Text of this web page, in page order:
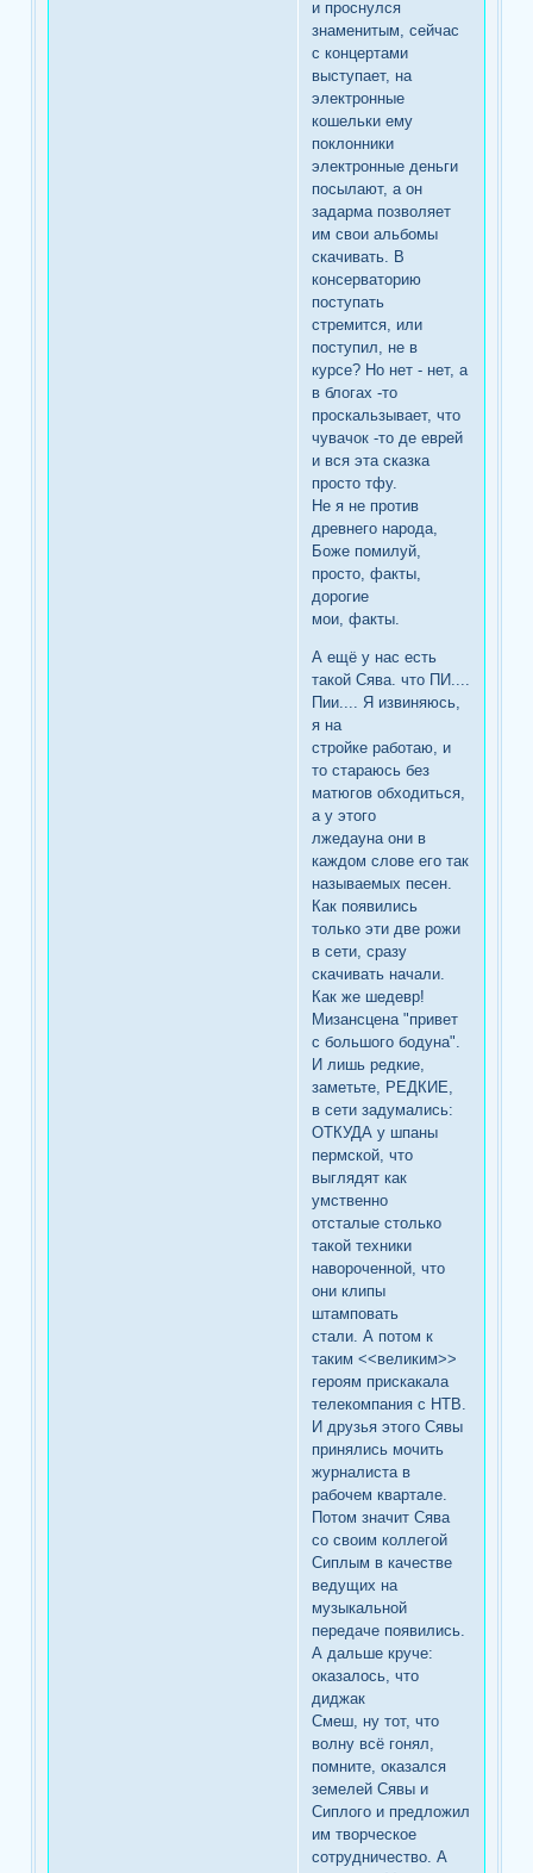
и проснулся
знаменитым, сейчас
с концертами
выступает, на
электронные
кошельки ему
поклонники
электронные деньги
посылают, а он
задарма позволяет
им свои альбомы
скачивать. В
консерваторию
поступать
стремится, или
поступил, не в
курсе? Но нет - нет, а
в блогах -то
проскальзывает, что
чувачок -то де еврей
и вся эта сказка
просто тфу.
Не я не против
древнего народа,
Боже помилуй,
просто, факты,
дорогие
мои, факты.
А ещё у нас есть
такой Сява. что ПИ....
Пии.... Я извиняюсь,
я на
стройке работаю, и
то стараюсь без
матюгов обходиться,
а у этого
лжедауна они в
каждом слове его так
называемых песен.
Как появились
только эти две рожи
в сети, сразу
скачивать начали.
Как же шедевр!
Мизансцена "привет
с большого бодуна".
И лишь редкие,
заметьте, РЕДКИЕ,
в сети задумались:
ОТКУДА у шпаны
пермской, что
выглядят как
умственно
отсталые столько
такой техники
навороченной, что
они клипы
штамповать
стали. А потом к
таким <<великим>>
героям прискакала
телекомпания с НТВ.
И друзья этого Сявы
принялись мочить
журналиста в
рабочем квартале.
Потом значит Сява
со своим коллегой
Сиплым в качестве
ведущих на
музыкальной
передаче появились.
А дальше круче:
оказалось, что
диджак
Смеш, ну тот, что
волну всё гонял,
помните, оказался
земелей Сявы и
Сиплого и предложил
им творческое
сотрудничество. А